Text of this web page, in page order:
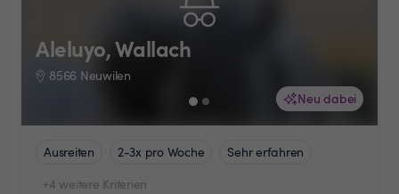
Neu dabei
Aleluyo, Wallach
8566 Neuwilen
Ausreiten 2-3x pro Woche
Sehr erfahren
+4 weitere Kriterien